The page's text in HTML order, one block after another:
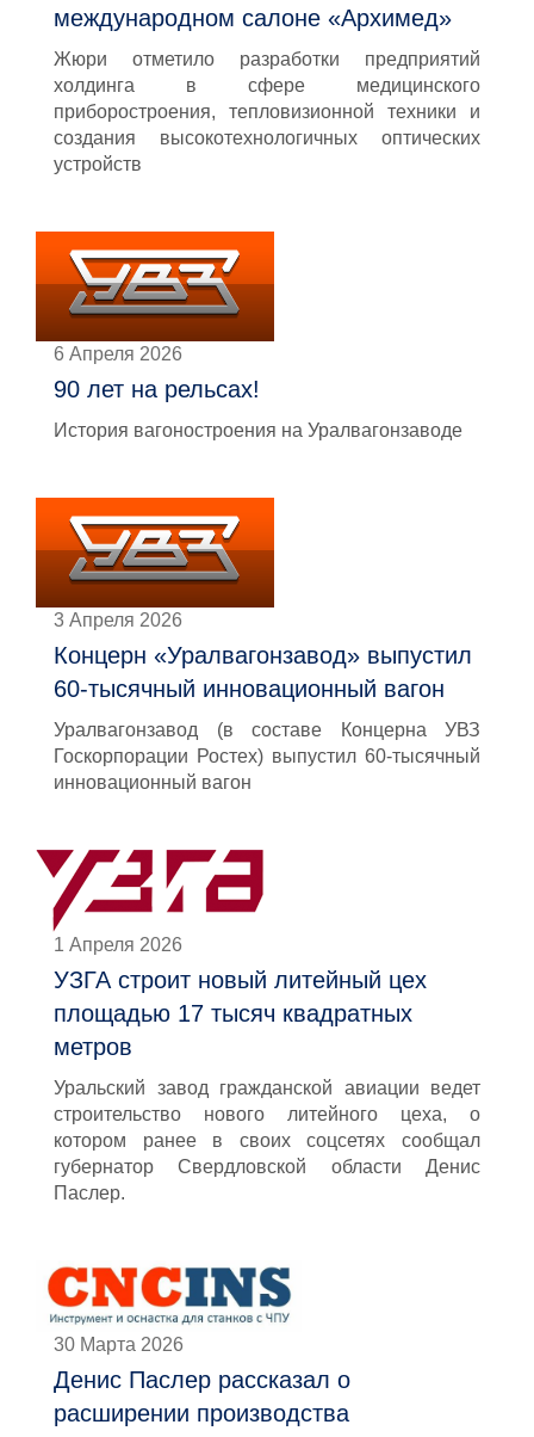
международном салоне «Архимед»
Жюри отметило разработки предприятий
холдинга в сфере медицинского
приборостроения, тепловизионной техники и
создания высокотехнологичных оптических
устройств
6 Апреля 2026
90 лет на рельсах!
История вагоностроения на Уралвагонзаводе
3 Апреля 2026
Концерн «Уралвагонзавод» выпустил
60-тысячный инновационный вагон
Уралвагонзавод (в составе Концерна УВЗ
Госкорпорации Ростех) выпустил 60-тысячный
инновационный вагон
1 Апреля 2026
УЗГА строит новый литейный цех
площадью 17 тысяч квадратных
метров
Уральский завод гражданской авиации ведет
строительство нового литейного цеха, о
котором ранее в своих соцсетях сообщал
губернатор Свердловской области Денис
Паслер.
30 Марта 2026
Денис Паслер рассказал о
расширении производства